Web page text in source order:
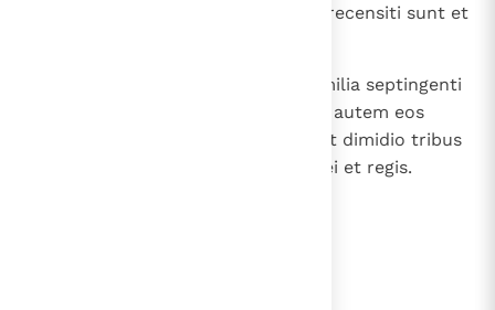
Quadragesimo anno regni David recensiti sunt et
fratresque eius viri strenui duo milia septingenti
principes familiarum; praeposuit autem eos
David rex Rubenitis et Gadditis et dimidio tribus
Manasse in omne ministerium Dei et regis.